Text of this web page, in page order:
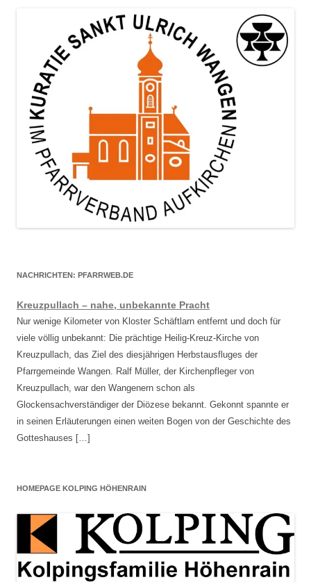
NACHRICHTEN: PFARRWEB.DE
Kreuzpullach – nahe, unbekannte Pracht
Nur wenige Kilometer von Kloster Schäftlarn entfernt und doch für
viele völlig unbekannt: Die prächtige Heilig-Kreuz-Kirche von
Kreuzpullach, das Ziel des diesjährigen Herbstausfluges der
Pfarrgemeinde Wangen. Ralf Müller, der Kirchenpfleger von
Kreuzpullach, war den Wangenern schon als
Glockensachverständiger der Diözese bekannt. Gekonnt spannte er
in seinen Erläuterungen einen weiten Bogen von der Geschichte des
Gotteshauses […]
HOMEPAGE KOLPING HÖHENRAIN